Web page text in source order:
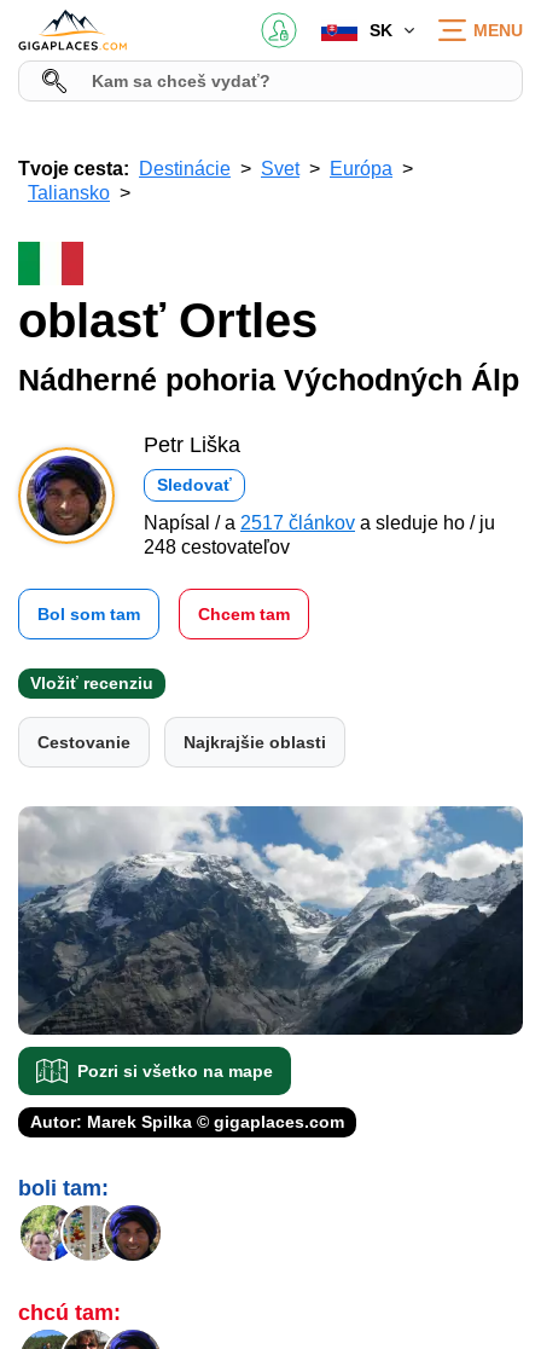
SK MENU
Tvoje cesta: Destinácie Svet
Európa
Taliansko
oblasť Ortles
Nádherné pohoria Východných Álp
Petr Liška
Sledovať
Napísal / a 2517 článkov a sleduje ho / ju
248 cestovateľov
Bol som tam Chcem tam
Vložiť recenziu
Cestovanie Najkrajšie oblasti
Pozri si všetko na mape
Autor: Marek Spilka © gigaplaces.com
boli tam:
chcú tam: